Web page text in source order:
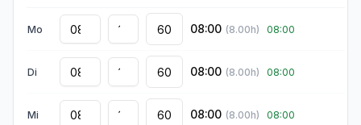
Mo 08:00 (8.00h) 08:00
Di 08:00 (8.00h) 08:00
Mi 08:00 (8.00h) 08:00